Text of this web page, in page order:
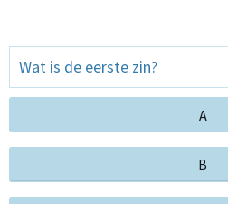
Wat is de eerste zin?
A
B